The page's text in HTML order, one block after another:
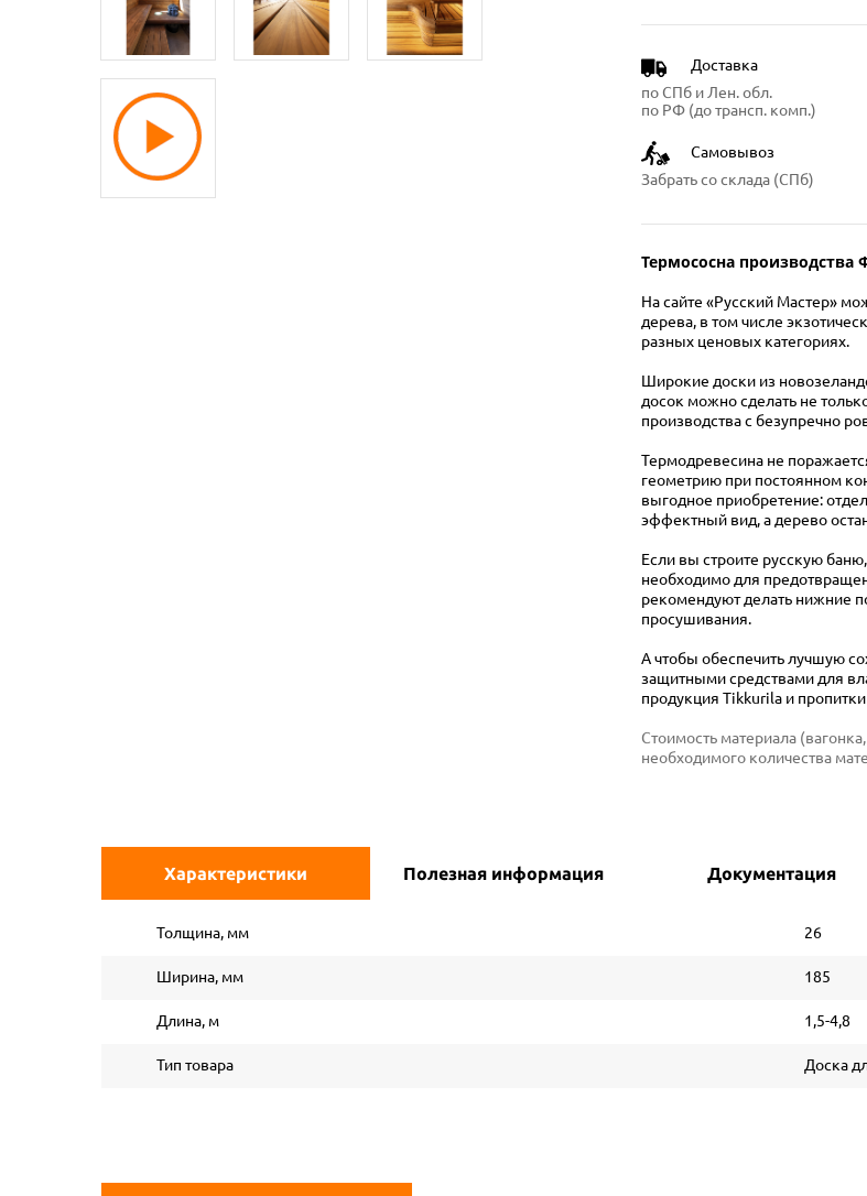
Доставка
по СПб и Лен. обл.
по РФ (до трансп. комп.)
Самовывоз
Забрать со склада (СПб)
Термососна
На сайте «Русский Мастер»
дерева, в том числе
разных ценовых категориях.
Широкие доски из
досок можно сделать не
производства с безупречно
Термодревесина не
геометрию при постоянном
выгодное приобретение:
эффектный вид, а дерево
Если вы строите русскую
необходимо для
рекомендуют делать нижние
просушивания.
А чтобы обеспечить лучшую
защитными средствами для
продукция Tikkurila и
Стоимость материала
необходимого количества
Характеристики Полезная информация Документация
Толщина, мм 26
Ширина, мм 185
Длина, м 1,5-4,8
Тип товара Доска